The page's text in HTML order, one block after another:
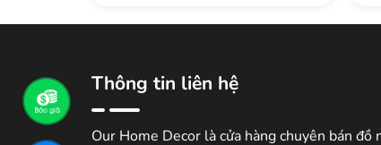
Thông tin liên hệ
Our Home Decor là cửa hàng chuyên bán đồ